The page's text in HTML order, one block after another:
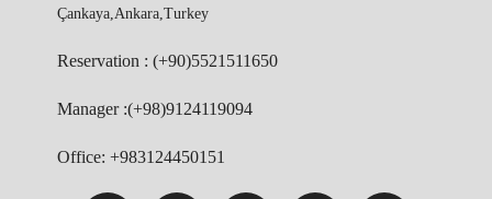
Çankaya,Ankara,Turkey
Reservation : (+90)5521511650
Manager :(+98)9124119094
Office: +983124450151